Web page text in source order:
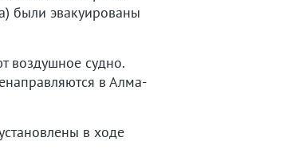
были эвакуированы
воздушное судно.
в Алма-
в ходе